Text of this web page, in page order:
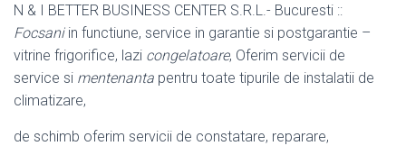
N & I BETTER BUSINESS CENTER S.R.L.- Bucuresti ::
Focsaniin functiune, service in garantie si postgarantie –
vitrine frigorifice, lazi congelatoare, Oferim servicii de
service si mentenanta pentru toate tipurile de instalatii de
climatizare,
de schimb oferim servicii de constatare, reparare,